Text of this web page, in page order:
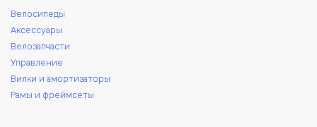
Велосипеды
Аксессуары
Велозапчасти
Управление
Вилки и амортизаторы
Рамы и фреймсеты